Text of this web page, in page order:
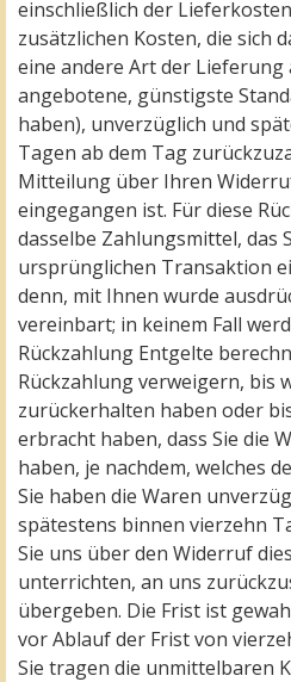
einschließlich der
zusätzlichen Kosten, die sich
eine andere Art der Lieferung
angebotene, günstigste
haben), unverzüglich und
Tagen ab dem Tag
Mitteilung über Ihren
eingegangen ist. Für diese
dasselbe Zahlungsmittel, das
ursprünglichen Transaktion
denn, mit Ihnen wurde
vereinbart; in keinem Fall
Rückzahlung Entgelte
Rückzahlung verweigern, bis
zurückerhalten haben oder
erbracht haben, dass Sie die
haben, je nachdem, welches
Sie haben die Waren
spätestens binnen vierzehn
Sie uns über den Widerruf
unterrichten, an uns
übergeben. Die Frist ist
vor Ablauf der Frist von
Sie tragen die unmittelbaren